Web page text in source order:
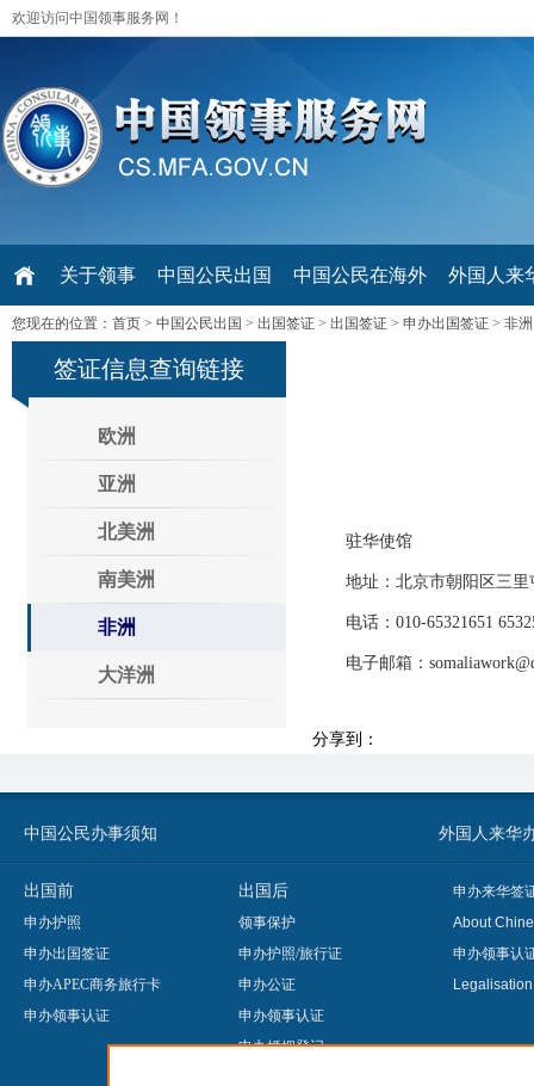
欢迎访问中国领事服务网！
关于领事 中国公民出国 中国公民在海外 外国人来
您现在的位置： 首页 > 中国公民出国 > 出国签证 > 出国签证 > 申办出国签证 > 非洲
签证信息查询链接
欧洲
亚洲
北美洲
南美洲
非洲
大洋洲
驻华使馆
地址：北京市朝阳区三里
电话：010-65321651
电子邮箱：
分享到：
中国公民办事须知 外国人来华
出国前
申办护照
申办出国签证
申办APEC商务旅行卡
申办领事认证
出国后
领事保护
申办护照/旅行证
申办公证
申办领事认证
申办婚姻登记
申办来华签
About
申办领事认